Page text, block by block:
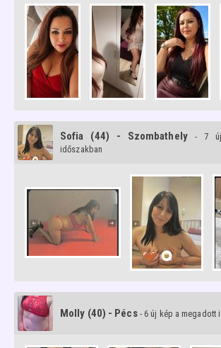
Sofia (44) - Szombathely
- 7 új
időszakban
Molly (40) - Pécs - 6 új kép a megadott